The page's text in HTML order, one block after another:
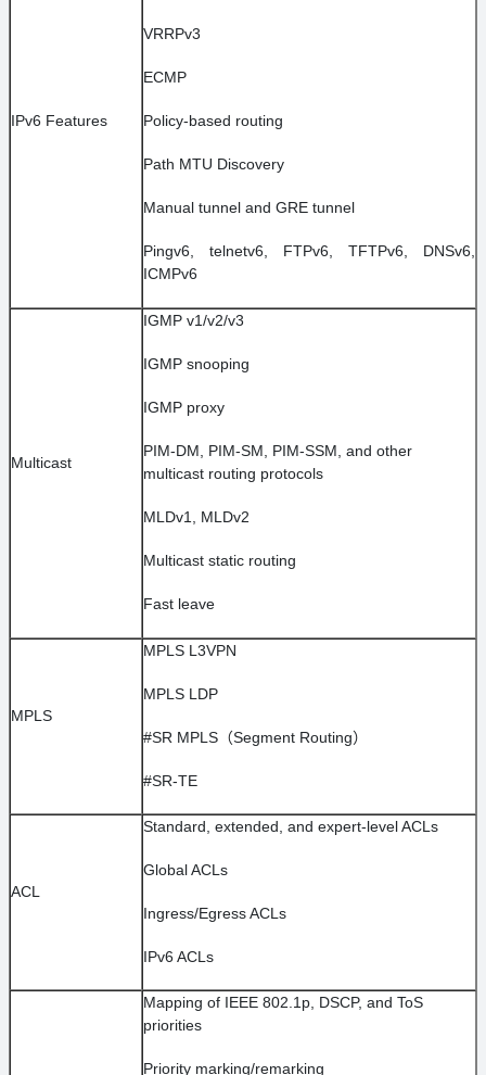
IPv6 Features
VRRPv3
ECMP
Policy-based routing
Path MTU Discovery
Manual tunnel and GRE tunnel
Pingv6, telnetv6, FTPv6, TFTPv6, DNSv6,
ICMPv6
Multicast
IGMP v1/v2/v3
IGMP snooping
IGMP proxy
PIM-DM, PIM-SM, PIM-SSM, and other
multicast routing protocols
MLDv1, MLDv2
Multicast static routing
Fast leave
MPLS
MPLS L3VPN
MPLS LDP
#SR MPLS（Segment Routing）
#SR-TE
ACL
Standard, extended, and expert-level ACLs
Global ACLs
Ingress/Egress ACLs
IPv6 ACLs
Mapping of IEEE 802.1p, DSCP, and ToS
priorities
Priority marking/remarking